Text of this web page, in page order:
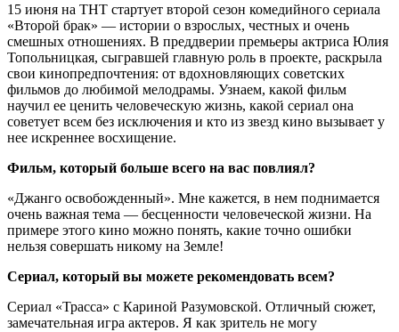
15 июня на ТНТ стартует второй сезон комедийного сериала
«Второй брак» — истории о взрослых, честных и очень
смешных отношениях. В преддверии премьеры актриса Юлия
Топольницкая, сыгравшей главную роль в проекте, раскрыла
свои кинопредпочтения: от вдохновляющих советских
фильмов до любимой мелодрамы. Узнаем, какой фильм
научил ее ценить человеческую жизнь, какой сериал она
советует всем без исключения и кто из звезд кино вызывает у
нее искреннее восхищение.
Фильм, который больше всего на вас повлиял?
«Джанго освобожденный». Мне кажется, в нем поднимается
очень важная тема — бесценности человеческой жизни. На
примере этого кино можно понять, какие точно ошибки
нельзя совершать никому на Земле!
Сериал, который вы можете рекомендовать всем?
Сериал «Трасса» с Кариной Разумовской. Отличный сюжет,
замечательная игра актеров. Я как зритель не могу